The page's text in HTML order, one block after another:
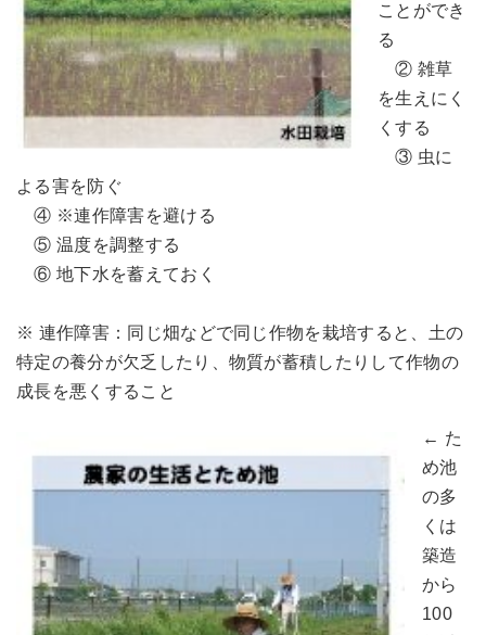
ことができ
る
② 雑草
を生えにく
くする
③ 虫に
よる害を防ぐ
④ ※連作障害を避ける
⑤ 温度を調整する
⑥ 地下水を蓄えておく
※ 連作障害：同じ畑などで同じ作物を栽培すると、土の
特定の養分が欠乏したり、物質が蓄積したりして作物の
成長を悪くすること
← た
め池
の多
くは
築造
から
100